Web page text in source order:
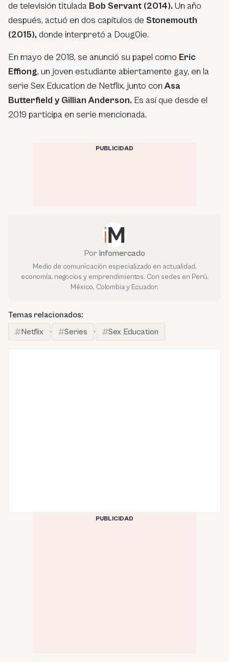
de televisión titulada Bob Servant (2014). Un año
después, actuó en dos capítulos de Stonemouth
(2015), donde interpretó a Doug0ie.
En mayo de 2018, se anunció su papel como Eric
Effiong, un joven estudiante abiertamente gay, en la
serie Sex Education de Netflix, junto conAsa
Butterfield y Gillian Anderson. Es así que desde el
2019 participa en serie mencionada.
PUBLICIDAD
Por Infomercado
Medio de comunicación especializado en actualidad,
economía, negocios y emprendimientos. Con sedes en Perú,
México, Colombia y Ecuador.
Temas relacionados:
Netflix
· Series · Sex Education
PUBLICIDAD